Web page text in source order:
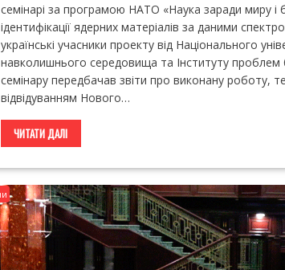
семінарі за програмою НАТО «Наука заради миру і
ідентифікації ядерних матеріалів за даними
українські учасники проекту від Національного
навколишнього середовища та Інституту
семінару передбачав звіти про виконану роботу,
відвідуванням Нового…
ЧИТАТИ ДАЛІ